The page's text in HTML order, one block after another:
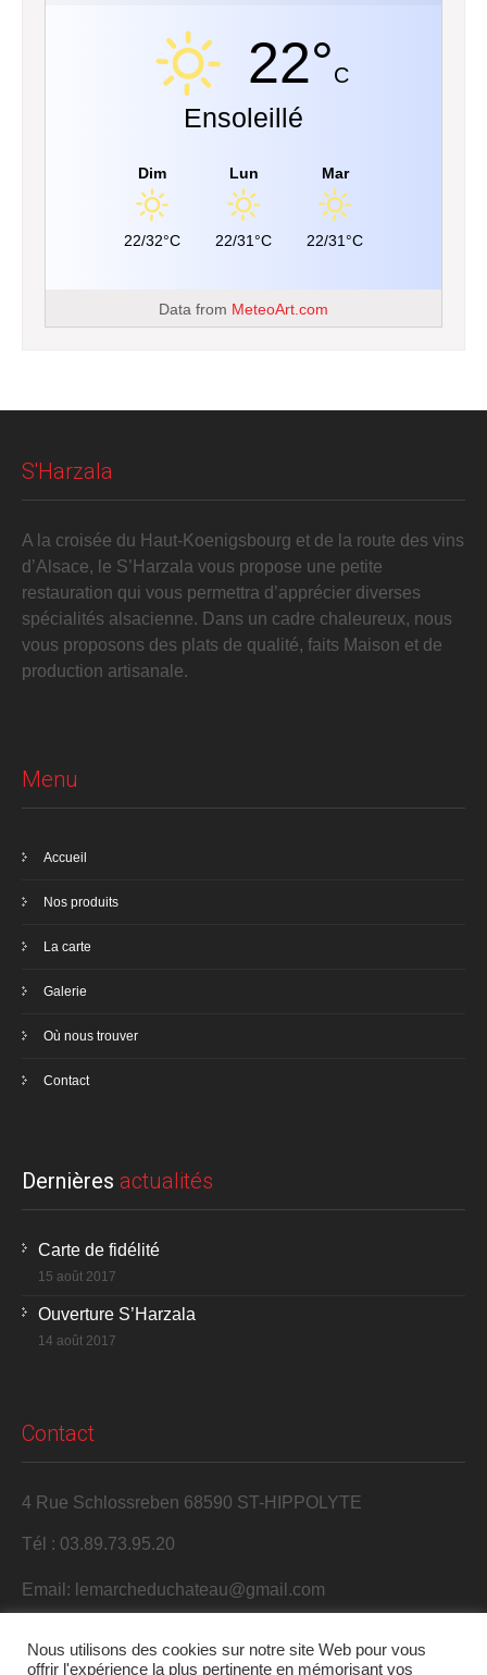
22°C
Ensoleillé
Dim
22/32°C
Lun
22/31°C
Mar
22/31°C
Data from MeteoArt.com
S'Harzala
A la croisée du Haut-Koenigsbourg et de la route des vins
d’Alsace, le S’Harzala vous propose une petite
restauration qui vous permettra d’apprécier diverses
spécialités alsacienne. Dans un cadre chaleureux, nous
vous proposons des plats de qualité, faits Maison et de
production artisanale.
Menu
Accueil
Nos produits
La carte
Galerie
Où nous trouver
Contact
Dernières actualités
Carte de fidélité
15 août 2017
Ouverture S’Harzala
14 août 2017
Contact
4 Rue Schlossreben 68590 ST-HIPPOLYTE
Tél : 03.89.73.95.20
Email: lemarcheduchateau@gmail.com
Nous utilisons des cookies sur notre site Web pour vous
offrir l'expérience la plus pertinente en mémorisant vos